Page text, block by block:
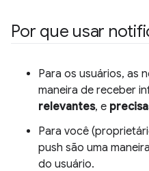
Por que usar
Para os usuários, as
maneira de receber
relevantes, e
Para você
push são uma
do usuário.